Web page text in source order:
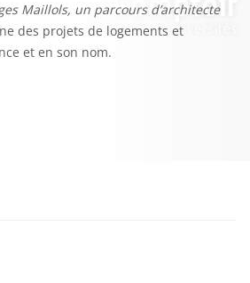
Maillols, un parcours d’architecte
des projets de logements et
et en son nom.